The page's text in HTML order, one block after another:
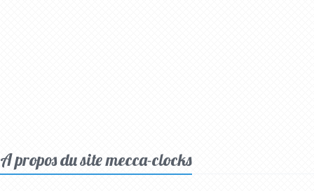
A propos du site mecca-clocks